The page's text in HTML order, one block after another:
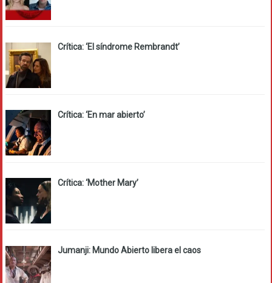
Crítica: ‘El síndrome Rembrandt’
Crítica: ‘En mar abierto’
Crítica: ‘Mother Mary’
Jumanji: Mundo Abierto libera el caos